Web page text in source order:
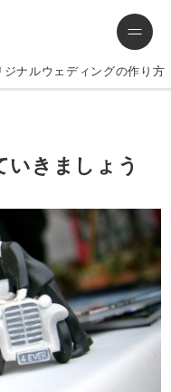
ジナルウェディングの作り方
いきましょう